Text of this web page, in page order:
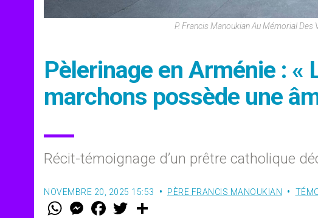
P. Francis Manoukian Au Mémorial
Pèlerinage en Arménie : «
marchons possède une
Récit-témoignage d’un prêtre catholique
NOVEMBRE 20, 2025 15:53 PÈRE FRANCIS MANOUKIAN
W M
e
F
a w